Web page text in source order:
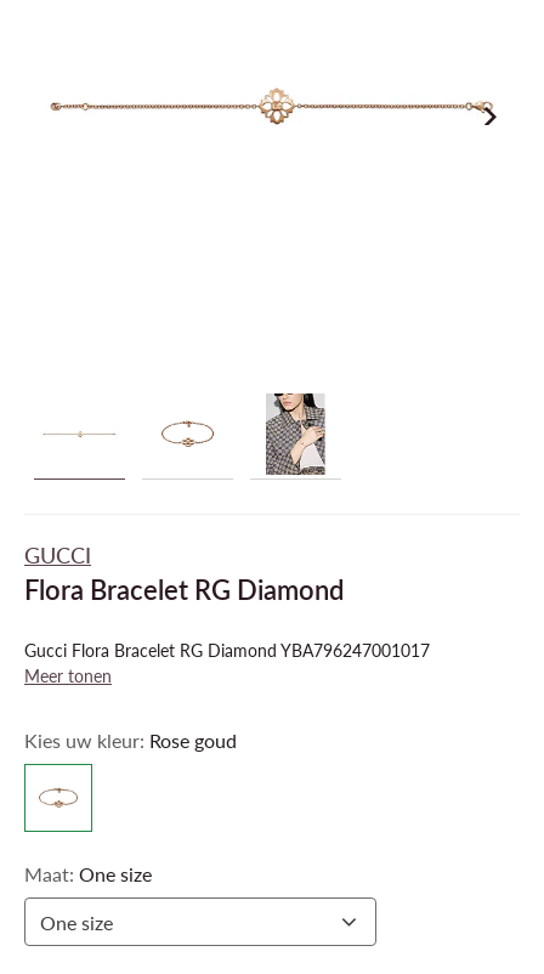
GUCCI
Flora Bracelet RG Diamond
Gucci Flora Bracelet RG Diamond YBA796247001017
Meer tonen
Kies uw kleur: Rose goud
Maat: One size
One size